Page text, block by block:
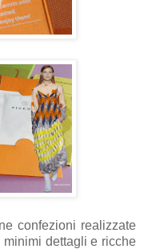
confezioni realizzate
dettagli e ricche